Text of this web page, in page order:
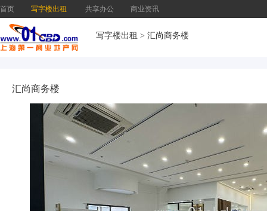
首页 写字楼出租 共享办公 商业资讯
写字楼出租 > 汇尚商务楼
汇尚商务楼